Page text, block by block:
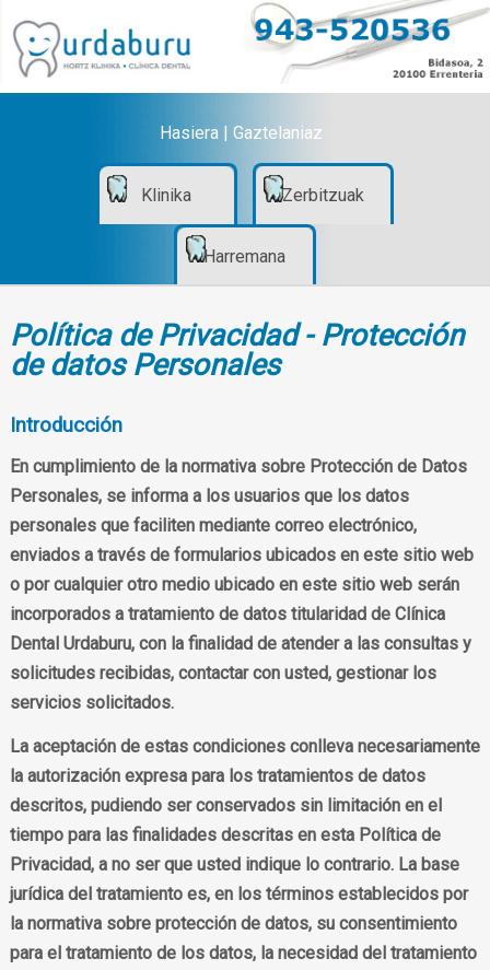
Hasiera| Gaztelaniaz
Klinika Zerbitzuak
Harremana
Política de Privacidad - Protección
de datos Personales
Introducción
En cumplimiento de la normativa sobre Protección de Datos
Personales, se informa a los usuarios que los datos
personales que faciliten mediante correo electrónico,
enviados a través de formularios ubicados en este sitio web
o por cualquier otro medio ubicado en este sitio web serán
incorporados a tratamiento de datos titularidad de Clínica
Dental Urdaburu, con la finalidad de atender a las consultas y
solicitudes recibidas, contactar con usted, gestionar los
servicios solicitados.
La aceptación de estas condiciones conlleva necesariamente
la autorización expresa para los tratamientos de datos
descritos, pudiendo ser conservados sin limitación en el
tiempo para las finalidades descritas en esta Política de
Privacidad, a no ser que usted indique lo contrario. La base
jurídica del tratamiento es, en los términos establecidos por
la normativa sobre protección de datos, su consentimiento
para el tratamiento de los datos, la necesidad del tratamiento